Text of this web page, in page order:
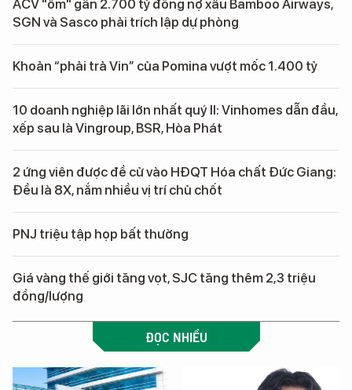
ACV "ôm" gần 2.700 tỷ đồng nợ xấu Bamboo Airways,
SGN và Sasco phải trích lập dự phòng
Khoản “phải trả Vin” của Pomina vượt mốc 1.400 tỷ
10 doanh nghiệp lãi lớn nhất quý II: Vinhomes dẫn đầu,
xếp sau là Vingroup, BSR, Hòa Phát
2 ứng viên được đề cử vào HĐQT Hóa chất Đức Giang:
Đều là 8X, nắm nhiều vị trí chủ chốt
PNJ triệu tập họp bất thường
Giá vàng thế giới tăng vọt, SJC tăng thêm 2,3 triệu
đồng/lượng
ĐỌC NHIỀU